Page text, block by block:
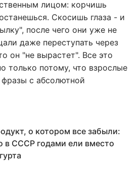
лицом: корчишь
Скосишь глаза - и
после чего они уже не
даже переступать через
он "не вырастет". Все это
только потому, что взрослые
с абсолютной
о котором все забыли:
в СССР годами ели вместо